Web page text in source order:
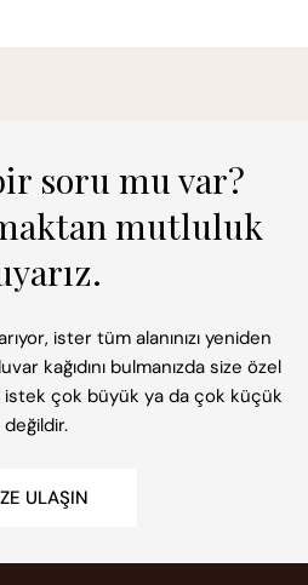
soru mu var?
mutluluk
ister tüm alanınızı yeniden
kağıdını bulmanızda size özel
çok büyük ya da çok küçük
değildir.
ULAŞIN